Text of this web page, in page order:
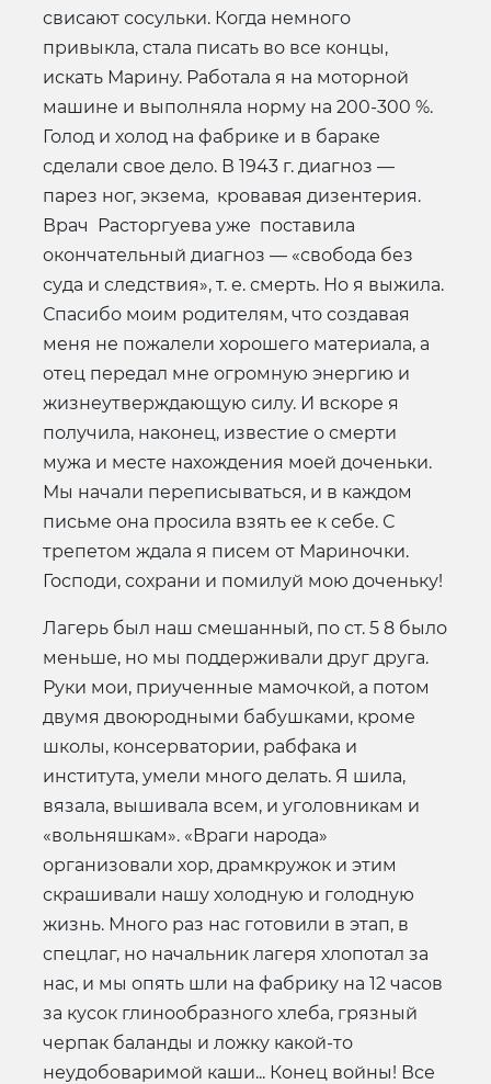
свисают сосульки. Когда немного
привыкла, стала писать во все концы,
искать Марину. Работала я на моторной
машине и выполняла норму на 200-300 %.
Голод и холод на фабрике и в бараке
сделали свое дело. В 1943 г. диагноз —
парез ног, экзема, кровавая дизентерия.
Врач Расторгуева уже поставила
окончательный диагноз — «свобода без
суда и следствия», т. е. смерть. Но я выжила.
Спасибо моим родителям, что создавая
меня не пожалели хорошего материала, а
отец передал мне огромную энергию и
жизнеутверждающую силу. И вскоре я
получила, наконец, известие о смерти
мужа и месте нахождения моей доченьки.
Мы начали переписываться, и в каждом
письме она просила взять ее к себе. С
трепетом ждала я писем от Мариночки.
Господи, сохрани и помилуй мою доченьку!
Лагерь был наш смешанный, по ст. 5 8 было
меньше, но мы поддерживали друг друга.
Руки мои, приученные мамочкой, а потом
двумя двоюродными бабушками, кроме
школы, консерватории, рабфака и
института, умели много делать. Я шила,
вязала, вышивала всем, и уголовникам и
«вольняшкам». «Враги народа»
организовали хор, драмкружок и этим
скрашивали нашу холодную и голодную
жизнь. Много раз нас готовили в этап, в
спецлаг, но начальник лагеря хлопотал за
нас, и мы опять шли на фабрику на 12 часов
за кусок глинообразного хлеба, грязный
черпак баланды и ложку какой-то
неудобоваримой каши... Конец войны! Все